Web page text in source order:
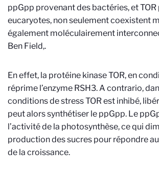
ppGpp provenant des bactéries, et
eucaryotes, non seulement coexistent
également moléculairement
Ben Field,.
En effet, la protéine kinase TOR, en
réprime l’enzyme RSH3. A contrario,
conditions de stress TOR est inhibé,
peut alors synthétiser le ppGpp. Le
l’activité de la photosynthèse, ce qui
production des sucres pour répondre
de la croissance.